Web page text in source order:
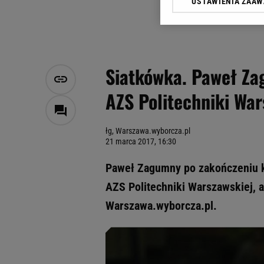
Siatkówka. Paweł
AZS Politechniki
łg, Warszawa.wyborcza.pl
21 marca 2017, 16:30
Paweł Zagumny po
AZS Politechniki Warszawskiej,
Warszawa.wyborcza.pl.
Klikając „Akceptuję”
Zaufanych Partnerów i
My, nasi Zaufani
Użycie dokładnych
Przechowywanie